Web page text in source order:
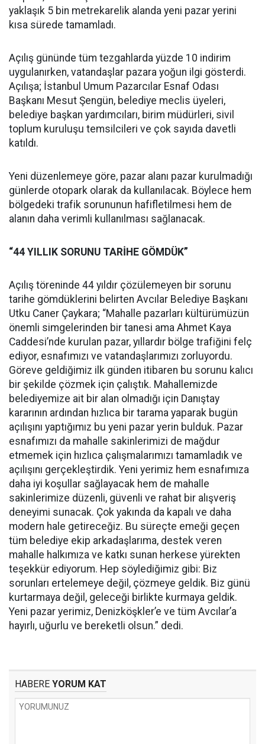
yaklaşık 5 bin metrekarelik alanda yeni pazar yerini
kısa sürede tamamladı.
Açılış gününde tüm tezgahlarda yüzde 10 indirim
uygulanırken, vatandaşlar pazara yoğun ilgi gösterdi.
Açılışa; İstanbul Umum Pazarcılar Esnaf Odası
Başkanı Mesut Şengün, belediye meclis üyeleri,
belediye başkan yardımcıları, birim müdürleri, sivil
toplum kuruluşu temsilcileri ve çok sayıda davetli
katıldı.
Yeni düzenlemeye göre, pazar alanı pazar kurulmadığı
günlerde otopark olarak da kullanılacak. Böylece hem
bölgedeki trafik sorununun hafifletilmesi hem de
alanın daha verimli kullanılması sağlanacak.
“44 YILLIK SORUNU TARİHE GÖMDÜK”
Açılış töreninde 44 yıldır çözülemeyen bir sorunu
tarihe gömdüklerini belirten Avcılar Belediye Başkanı
Utku Caner Çaykara; “Mahalle pazarları kültürümüzün
önemli simgelerinden bir tanesi ama Ahmet Kaya
Caddesi’nde kurulan pazar, yıllardır bölge trafiğini felç
ediyor, esnafımızı ve vatandaşlarımızı zorluyordu.
Göreve geldiğimiz ilk günden itibaren bu sorunu kalıcı
bir şekilde çözmek için çalıştık. Mahallemizde
belediyemize ait bir alan olmadığı için Danıştay
kararının ardından hızlıca bir tarama yaparak bugün
açılışını yaptığımız bu yeni pazar yerin bulduk. Pazar
esnafımızı da mahalle sakinlerimizi de mağdur
etmemek için hızlıca çalışmalarımızı tamamladık ve
açılışını gerçekleştirdik. Yeni yerimiz hem esnafımıza
daha iyi koşullar sağlayacak hem de mahalle
sakinlerimize düzenli, güvenli ve rahat bir alışveriş
deneyimi sunacak. Çok yakında da kapalı ve daha
modern hale getireceğiz. Bu süreçte emeği geçen
tüm belediye ekip arkadaşlarıma, destek veren
mahalle halkımıza ve katkı sunan herkese yürekten
teşekkür ediyorum. Hep söylediğimiz gibi: Biz
sorunları ertelemeye değil, çözmeye geldik. Biz günü
kurtarmaya değil, geleceği birlikte kurmaya geldik.
Yeni pazar yerimiz, Denizköşkler’e ve tüm Avcılar’a
hayırlı, uğurlu ve bereketli olsun.” dedi.
HABERE YORUM KAT